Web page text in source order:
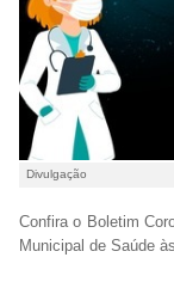
Divulgação
Confira o Boletim
Municipal de Saúde